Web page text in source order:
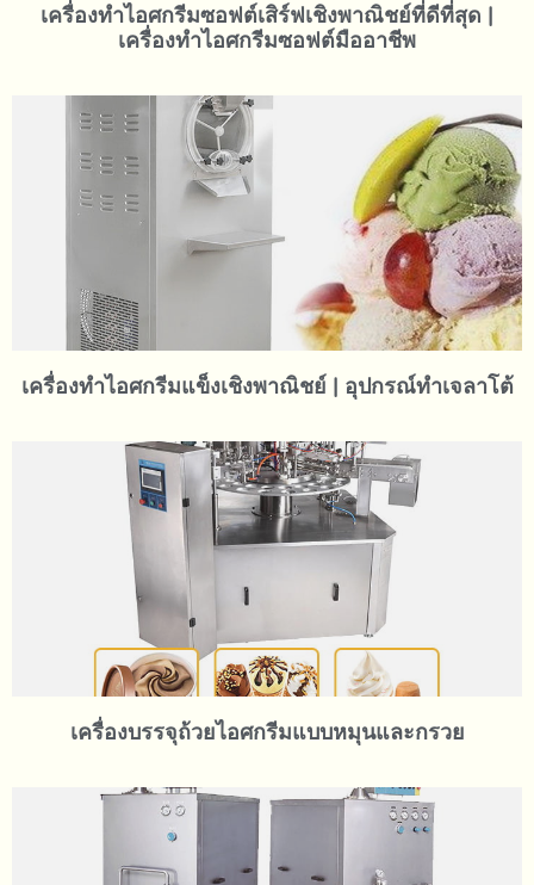
เครื่องทำไอศกรีมซอฟต์เสิร์ฟเชิงพาณิชย์ที่ดีที่สุด |
เครื่องทำไอศกรีมซอฟต์มืออาชีพ
เครื่องทำไอศกรีมแข็งเชิงพาณิชย์ | อุปกรณ์ทำเจลาโต้
เครื่องบรรจุถ้วยไอศกรีมแบบหมุนและกรวย